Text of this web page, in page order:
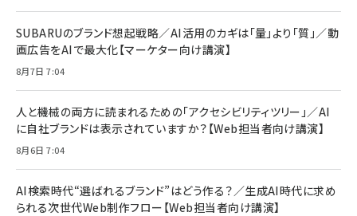
SUBARUのブランド想起戦略／AI活用のカギは「量」より「質」／動
画広告をAIで最大化【マーケター向け講演】
8月7日 7:04
人と機械の両方に読まれるための「アクセシビリティツリー」／AI
に自社ブランドは表示されていますか？【Web担当者向け講演】
8月6日 7:04
AI検索時代“選ばれるブランド”はどう作る？／生成AI時代に求め
られる次世代Web制作フロー【Web担当者向け講演】